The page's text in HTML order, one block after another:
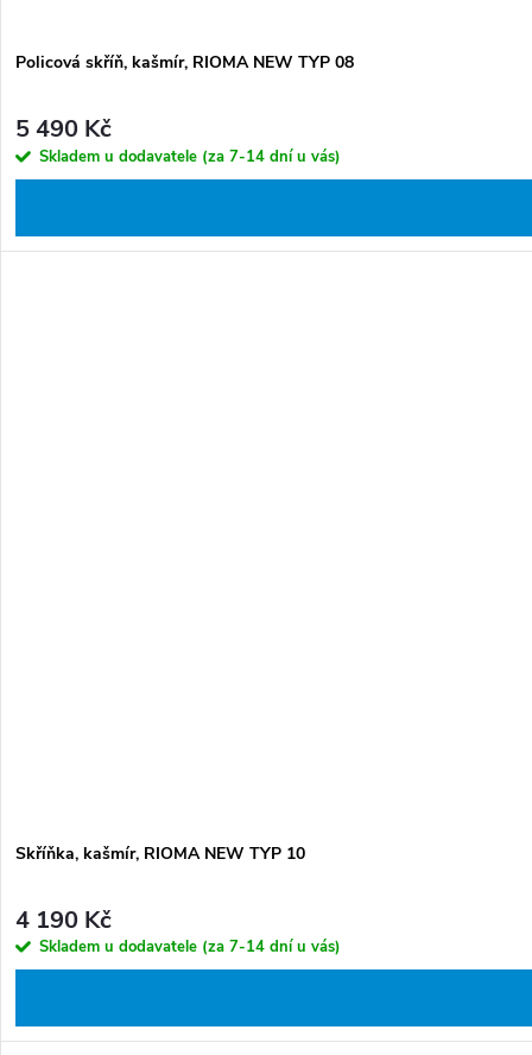
Policová skříň, kašmír, RIOMA NEW TYP 08
5 490 Kč
Skladem u dodavatele (za 7-14 dní u vás)
Skříňka, kašmír, RIOMA NEW TYP 10
4 190 Kč
Skladem u dodavatele (za 7-14 dní u vás)